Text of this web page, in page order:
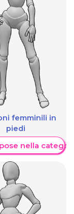
femminili in
piedi
pose nella